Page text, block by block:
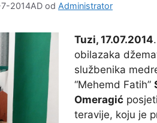
2014AD od Administrator
Tuzi, 17.07.2014
obilazaka
službenika
“Mehemd Fatih”
Omeragić
teravije, koju je